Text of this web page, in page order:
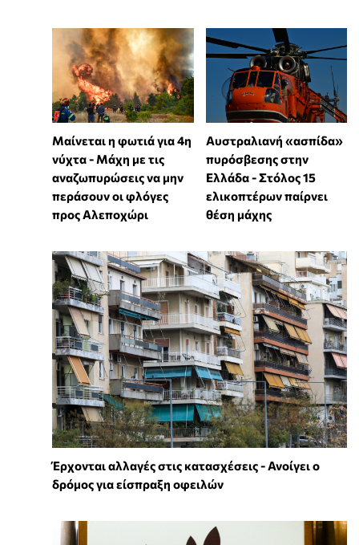
Μαίνεται η φωτιά για 4η
νύχτα - Μάχη με τις
αναζωπυρώσεις να μην
περάσουν οι φλόγες
προς Αλεποχώρι
Αυστραλιανή «ασπίδα»
πυρόσβεσης στην
Ελλάδα - Στόλος 15
ελικοπτέρων παίρνει
θέση μάχης
Έρχονται αλλαγές στις κατασχέσεις - Ανοίγει ο
δρόμος για είσπραξη οφειλών